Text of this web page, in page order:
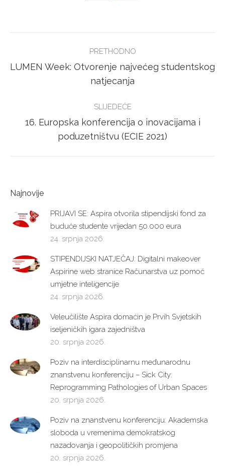
NAVIGATION
PRETHODNO
Previous
post:
LUMEN Week: Otvorenje najvećeg studentskog
natjecanja
SLIJEDEĆE
Next
post:
16. Europska konferencija o inovacijama i
poduzetništvu (ECIE 2021)
Najnovije
PRIJAVI SE: Aspira otvorila stipendijski fond za
buduće studente vrijedan 50.000 eura
24. srpnja 2026.
STIPENDIJSKI NATJEČAJ: Digitalni makeover
Aspirine web stranice Računarstva uz pomoć
umjetne inteligencije
24. srpnja 2026.
Veleučilište Aspira domaćin je Prvih Svjetskih
iseljeničkih igara zajedništva
20. srpnja 2026.
Poziv na interdisciplinarnu međunarodnu
znanstvenu konferenciju – Sick City:
Reprogramming Pathologies of Urban Spaces
20. srpnja 2026.
Poziv na znanstvenu konferenciju: Akademska
sloboda u vremenima demokratskog
nazadovanja i geopolitičkih promjena
20. srpnja 2026.